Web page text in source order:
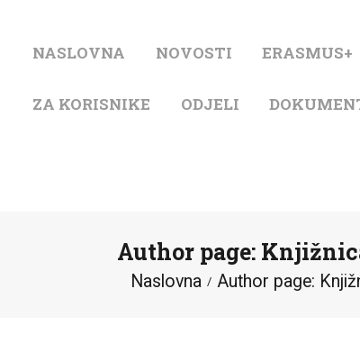
NASLOVNA NOVOSTI ERASMUS+
ZA KORISNIKE ODJELI
Author page:
Naslovna Author page:
KATALOG